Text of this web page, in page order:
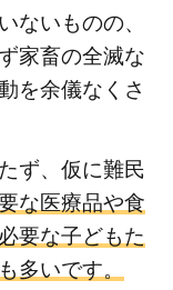
ないものの、
家畜の全滅な
を余儀なくさ
ず、仮に難民
な医療品や食
要な子どもた
多いです。